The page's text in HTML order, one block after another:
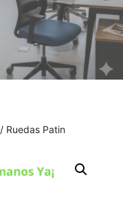
/ Ruedas Patin